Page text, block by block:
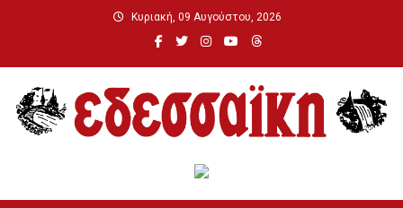
Κυριακή, 09 Αυγούστου, 2026